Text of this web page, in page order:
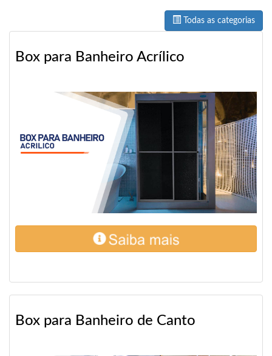
Todas as categorias
Box para Banheiro Acrílico
Box para Banheiro de Canto